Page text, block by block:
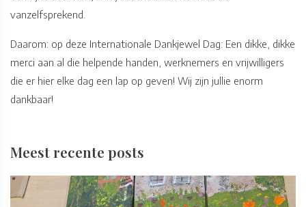
vanzelfsprekend.
Daarom: op deze Internationale Dankjewel Dag: Een dikke, dikke
merci aan al die helpende handen, werknemers en vrijwilligers
die er hier elke dag een lap op geven! Wij zijn jullie enorm
dankbaar!
Meest recente posts